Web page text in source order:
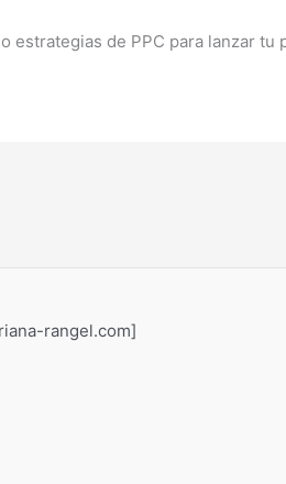
de PPC para lanzar tu
rangel.com]